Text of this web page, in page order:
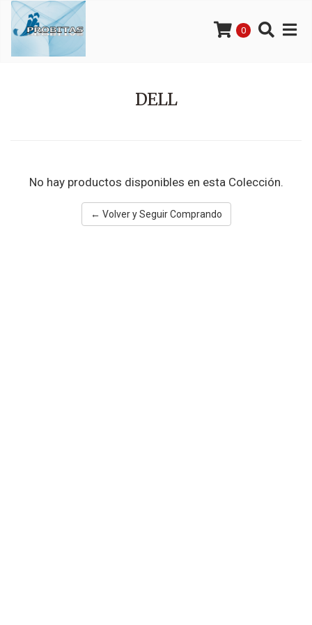
0
DELL
No hay productos disponibles en esta Colección.
← Volver y Seguir Comprando